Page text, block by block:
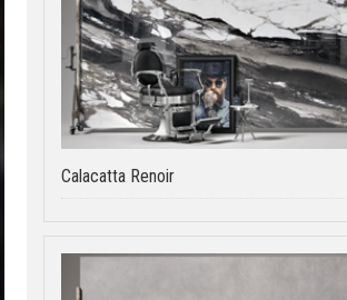
Calacatta Renoir